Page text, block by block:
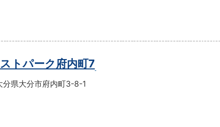
ストパーク府内町7
分県大分市府内町3-8-1